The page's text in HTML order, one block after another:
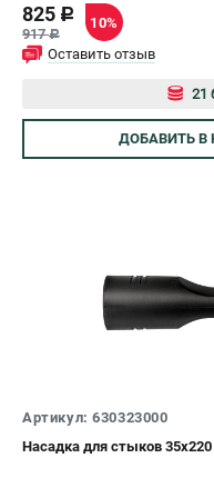
825 c
917c
10%
Оставить отзыв
21
ДОБАВИТЬ В
Артикул: 630323000
Насадка для стыков